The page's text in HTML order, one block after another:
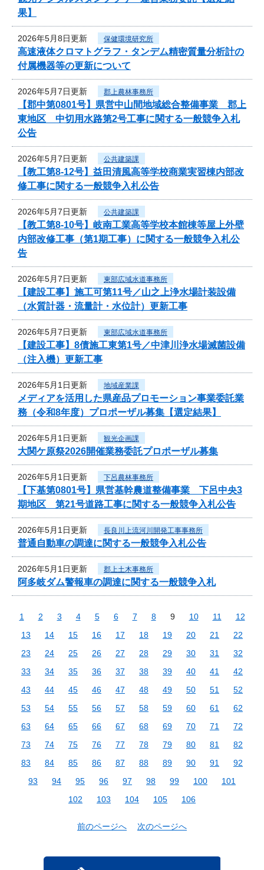
果】
2026年5月8日更新 保健環境研究所
高速液体クロマトグラフ・タンデム精密質量分析計の
付属機器等の更新について
2026年5月7日更新 郡上農林事務所
【郡中第0801号】県営中山間地域総合整備事業 郡上
東地区 中切用水路第2号工事に関する一般競争入札
公告
2026年5月7日更新 公共建築課
【教工第8-12号】益田清風高等学校商業実習棟内部改
修工事に関する一般競争入札公告
2026年5月7日更新 公共建築課
【教工第8-10号】岐南工業高等学校本館棟等屋上外壁
内部改修工事（第1期工事）に関する一般競争入札公
告
2026年5月7日更新 東部広域水道事務所
【建設工事】施工可第11号／山之上浄水場計装設備
（水質計器・流量計・水位計）更新工事
2026年5月7日更新 東部広域水道事務所
【建設工事】8債施工東第1号／中津川浄水場滅菌設備
（注入機）更新工事
2026年5月1日更新 地域産業課
メディアを活用した県産品プロモーション事業委託業
務（令和8年度）プロポーザル募集【選定結果】
2026年5月1日更新 観光企画課
大関ケ原祭2026開催業務委託プロポーザル募集
2026年5月1日更新 下呂農林事務所
【下基第0801号】県営基幹農道整備事業 下呂中央3
期地区 第21号道路工事に関する一般競争入札公告
2026年5月1日更新 長良川上流河川開発工事事務所
普通自動車の調達に関する一般競争入札公告
2026年5月1日更新 郡上土木事務所
阿多岐ダム警報車の調達に関する一般競争入札
1 2 3 4 5 6 7 8 9 10 11
12
13
14 15 16 17 18 19 20 21
22
23
24 25 26 27 28 29 30 31
32
33
34 35 36 37 38 39 40 41
42
43
44 45 46 47 48 49 50 51
52
53
54 55 56 57 58 59 60 61
62
63
64 65 66 67 68 69 70 71
72
73
74 75 76 77 78 79 80 81
82
83
84 85 86 87 88 89 90 91
92
93
94 95 96 97 98 99 100
101
102
103 104 105 106
前のページへ 次のページへ